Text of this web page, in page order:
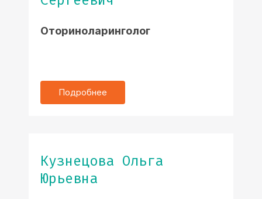
Оториноларинголог
Подробнее
Кузнецова Ольга
Юрьевна